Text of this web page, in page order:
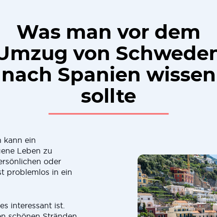
Was man vor dem
von
nach Spanien wissen
sollte
kann ein
Leben zu
oder
problemlos in ein
interessant ist.